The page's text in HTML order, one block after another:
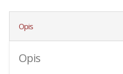
Opis
Opis